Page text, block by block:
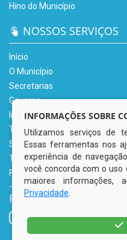
Hino do Município
NOSSOS SERVIÇOS
Início
O Município
Secretarias
Governo
Informe-se
Transparência
Serviços Digitais
Tributário
Fale Conosco
REDES SOCIAIS
INFORMAÇÕES SOBRE
Utilizamos serviços de
Essas ferramentas nos
experiência de
você concorda com o uso
maiores informações,
Privacidade